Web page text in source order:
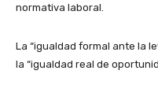
normativa laboral.
La “igualdad formal ante la
la “igualdad real de